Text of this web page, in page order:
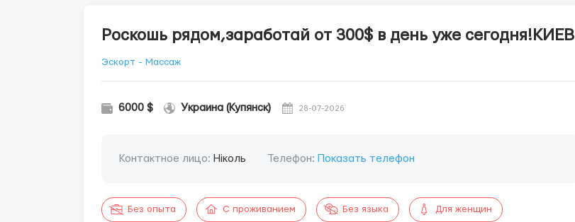
Роскошь рядом,заработай от 300$ в день уже сегодня!КИЕВ
Эскорт - Массаж
6000 $ Украина (Купянск) 28-07-2026
Контактное лицо: Ніколь Телефон: Показать телефон
Без опыта С проживанием Без языка Для женщин